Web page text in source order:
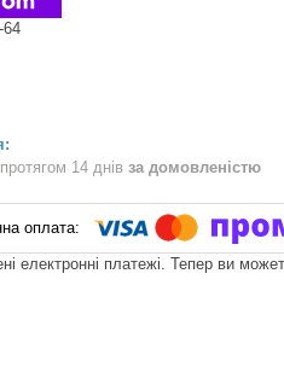
64
14 днів за домовленістю
електронні платежі. Тепер ви